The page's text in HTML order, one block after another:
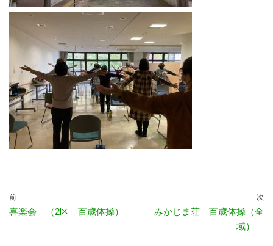
前
喜楽会 （2区 百歳体操）
次
みかじま荘 百歳体操（全
域）